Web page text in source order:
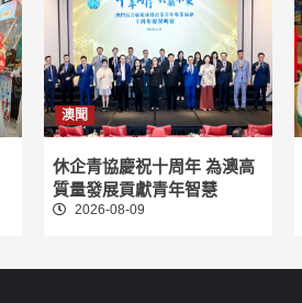
澳聞
休企青協慶祝十周年 為澳高
質量發展貢獻青年智慧
2026-08-09